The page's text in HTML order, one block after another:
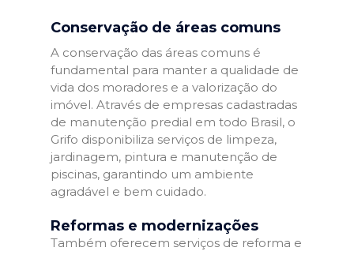
Conservação de áreas comuns
A conservação das áreas comuns é
fundamental para manter a qualidade de
vida dos moradores e a valorização do
imóvel. Através de empresas cadastradas
de manutenção predial em todo Brasil, o
Grifo disponibiliza serviços de limpeza,
jardinagem, pintura e manutenção de
piscinas, garantindo um ambiente
agradável e bem cuidado.
Reformas e modernizações
Também oferecem serviços de reforma e